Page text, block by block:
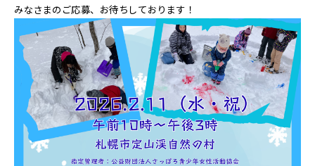
みなさまのご応募、お待ちしております！